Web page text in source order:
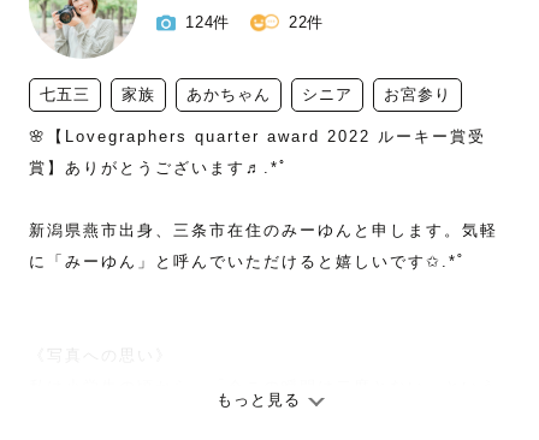
124件 22件
七五三 家族 あかちゃん シニア お宮参り
🌸【Lovegraphers quarter award 2022 ルーキー賞受
賞】ありがとうございます♬.*ﾟ
新潟県燕市出身、三条市在住のみーゆんと申します。気軽
に「みーゆん」と呼んでいただけると嬉しいです✩.*˚
《写真への思い》
もっと見る